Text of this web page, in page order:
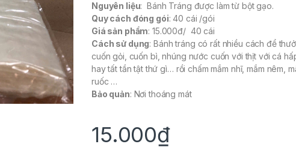
Nguyên liệu: Bánh Tráng được làm từ bột gạo.
Quy cách đóng gói: 40 cái /gói
Giá sản phẩm: 15.000đ/ 40 cái
Cách sử dụng: Bánh tráng có rất nhiều cách để
cuốn gỏi, cuốn bì, nhúng nước cuốn với thịt với cá
hay tất tần tật thứ gì… rồi chấm mắm nhĩ, mắm nêm,
ruốc …
Bảo quản: Nơi thoáng mát
15.000₫